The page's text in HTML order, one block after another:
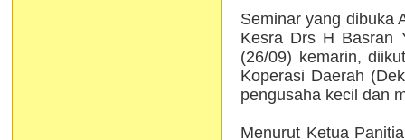
Seminar yang dibuka
Kesra Drs H Basran
(26/09) kemarin,
Koperasi Daerah
pengusaha kecil dan
Menurut Ketua